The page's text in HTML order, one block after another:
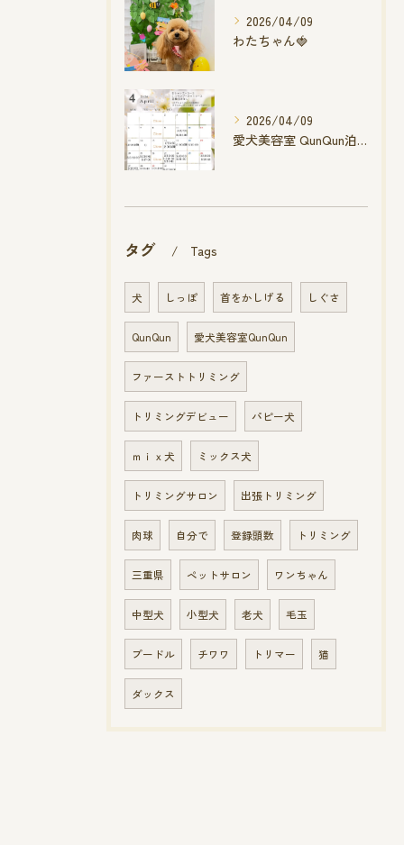
2026/04/09
わたちゃん🍓
2026/04/09
愛犬美容室 QunQun泊店 4月空き状況です
タグ Tags
犬 しっぽ 首をかしげる しぐさ
QunQun 愛犬美容室QunQun
ファーストトリミング
トリミングデビュー パピー犬
ｍｉｘ犬 ミックス犬
トリミングサロン 出張トリミング
肉球 自分で 登録頭数 トリミング
三重県 ペットサロン ワンちゃん
中型犬 小型犬 老犬 毛玉
プードル チワワ トリマー 猫
ダックス